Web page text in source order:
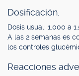
Dosificación.
Dosis usual: 1.000 a
A las 2 semanas es
los controles
Reacciones